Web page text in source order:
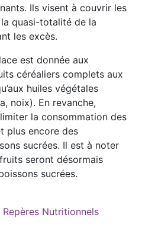
Ils visent à couvrir les
quasi-totalité de la
les excès.
est donnée aux
céréaliers complets aux
huiles végétales
noix). En revanche,
la consommation des
plus encore des
sucrées. Il est à noter
seront désormais
sucrées.
Repères Nutritionnels